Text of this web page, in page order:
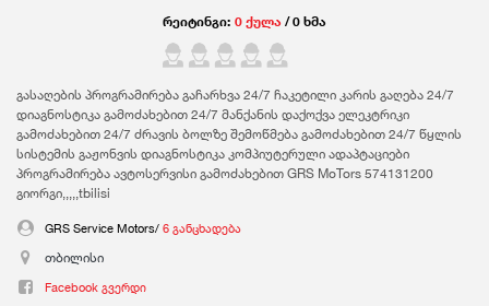
რეიტინგი: 0 ქულა / 0 ხმა
გასაღების პროგრამირება გაჩარხვა 24/7 ჩაკეტილი კარის გაღება 24/7
დიაგნოსტიკა გამოძახებით 24/7 მანქანის დაქოქვა ელეკტრიკი
გამოძახებით 24/7 ძრავის ბოლზე შემოწმება გამოძახებით 24/7 წყლის
სისტემის გაჟონვის დიაგნოსტიკა კომპიუტერული ადაპტაციები
პროგრამირება ავტოსერვისი გამოძახებით GRS MoTors 574131200
გიორგი,,,,,tbilisi
GRS Service Motors/ 6 განცხადება
თბილისი
Facebook გვერდი